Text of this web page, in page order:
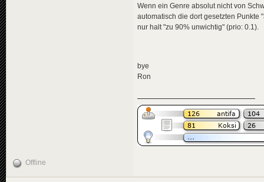
Wenn ein Genre absolut nicht von
automatisch die dort gesetzten Punkte
nur halt "zu 90% unwichtig" (prio: 0.1).
bye
Ron
Offline